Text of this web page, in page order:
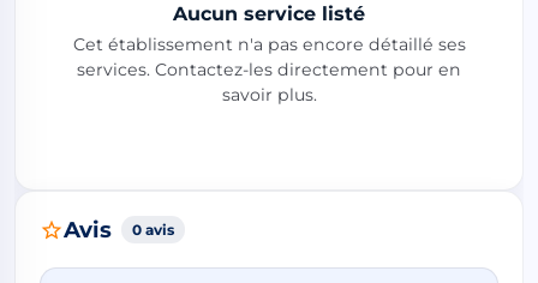
Aucun service listé
Cet établissement n'a pas encore détaillé ses
services. Contactez-les directement pour en
savoir plus.
Avis 0 avis